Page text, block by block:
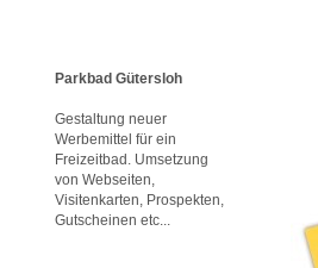
Parkbad Gütersloh
Gestaltung neuer
Werbemittel für ein
Freizeitbad. Umsetzung
von Webseiten,
Visitenkarten, Prospekten,
Gutscheinen etc...